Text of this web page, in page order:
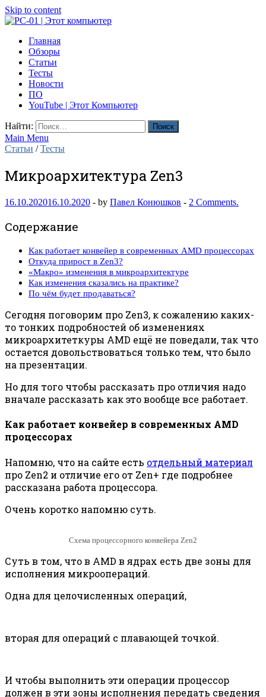
Skip to content
PC-01 | Этот компьютер
Компьютерные новости
Главная
Обзоры
Статьи
Тесты
Новости
ПО
YouTube | Этот Компьютер
Найти:
Main Menu
Статьи /Тесты
Микроархитектура Zen3
16.10.202016.10.2020 - by Павел Конюшков - 2 Comments.
Содержание
Как работает конвейер в современных AMD процессорах
Откуда прирост в Zen3?
«Макро» изменения в микроархитектуре
Как изменения сказались на практике?
По чём будет продаваться?
Сегодня поговорим про Zen3, к сожалению каких-
то тонких подробностей об изменениях
микроархитеткуры AMD ещё не поведали, так что
остается довольствоваться только тем, что было
на презентации.
Но для того чтобы рассказать про отличия надо
вначале рассказать как это вообще все работает.
Как работает конвейер в современных AMD
процессорах
Напомню, что на сайте есть отдельный материал
про Zen2 и отличие его от Zen+ где подробнее
рассказана работа процессора.
Очень коротко напомню суть.
Схема процессорного конвейера Zen2
Суть в том, что в AMD в ядрах есть две зоны для
исполнения микроопераций.
Одна для целочисленных операций,
вторая для операций с плавающей точкой.
И чтобы выполнить эти операции процессор
должен в эти зоны исполнения передать сведения